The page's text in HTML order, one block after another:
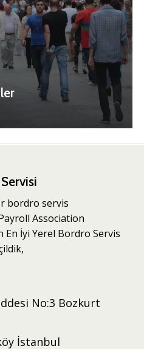
bordro servis
Payroll Association
En İyi Yerel Bordro Servis
No:3 Bozkurt
İstanbul